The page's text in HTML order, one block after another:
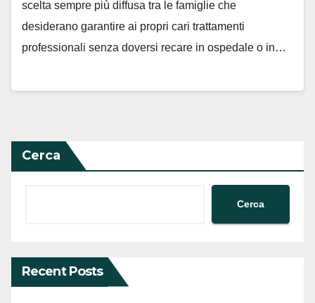
scelta sempre più diffusa tra le famiglie che
desiderano garantire ai propri cari trattamenti
professionali senza doversi recare in ospedale o in…
Cerca
Cerca
Recent Posts